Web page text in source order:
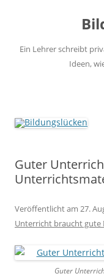
Ein Lehrer schreibt
Ideen,
Guter
Veröffentlicht am 27.
Unterricht braucht gute
Guter